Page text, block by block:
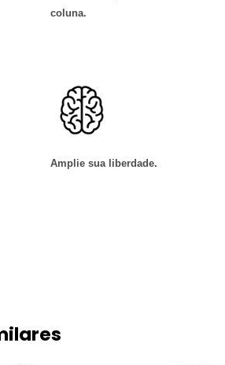
coluna.
Amplie sua liberdade.